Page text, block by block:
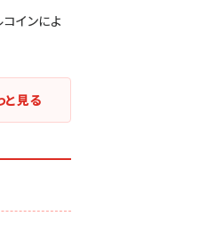
インによ
と見る